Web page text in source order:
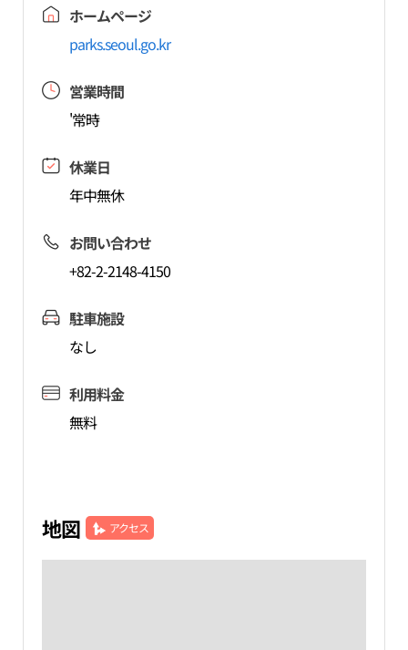
ホームページ
parks.seoul.go.kr
営業時間
'常時
休業日
年中無休
お問い合わせ
+82-2-2148-4150
駐車施設
なし
利用料金
無料
地図 アクセス